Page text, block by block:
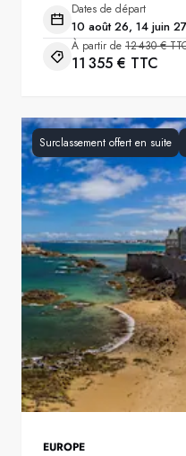
Dates de départ
10 août 26, 14 juin
À partir de 12 430 €
11 355 € TTC
Surclassement offert en suite
EUROPE